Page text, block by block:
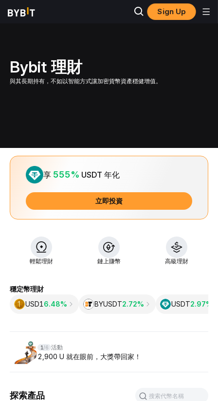
Sign Up
Bybit 理財
與其長期持有，不如以智能方式讓加密貨幣資產穩健增值。
Slide 1 of 1
享 555% USDT 年化
立即投資
輕鬆理財 鏈上賺幣 高級理財
穩定幣理財
USD16.48% BYUSDT2.72% USDT2.97‎%
1 /6 活動
2,900 U 就在眼前，大獎帶回家！
探索產品